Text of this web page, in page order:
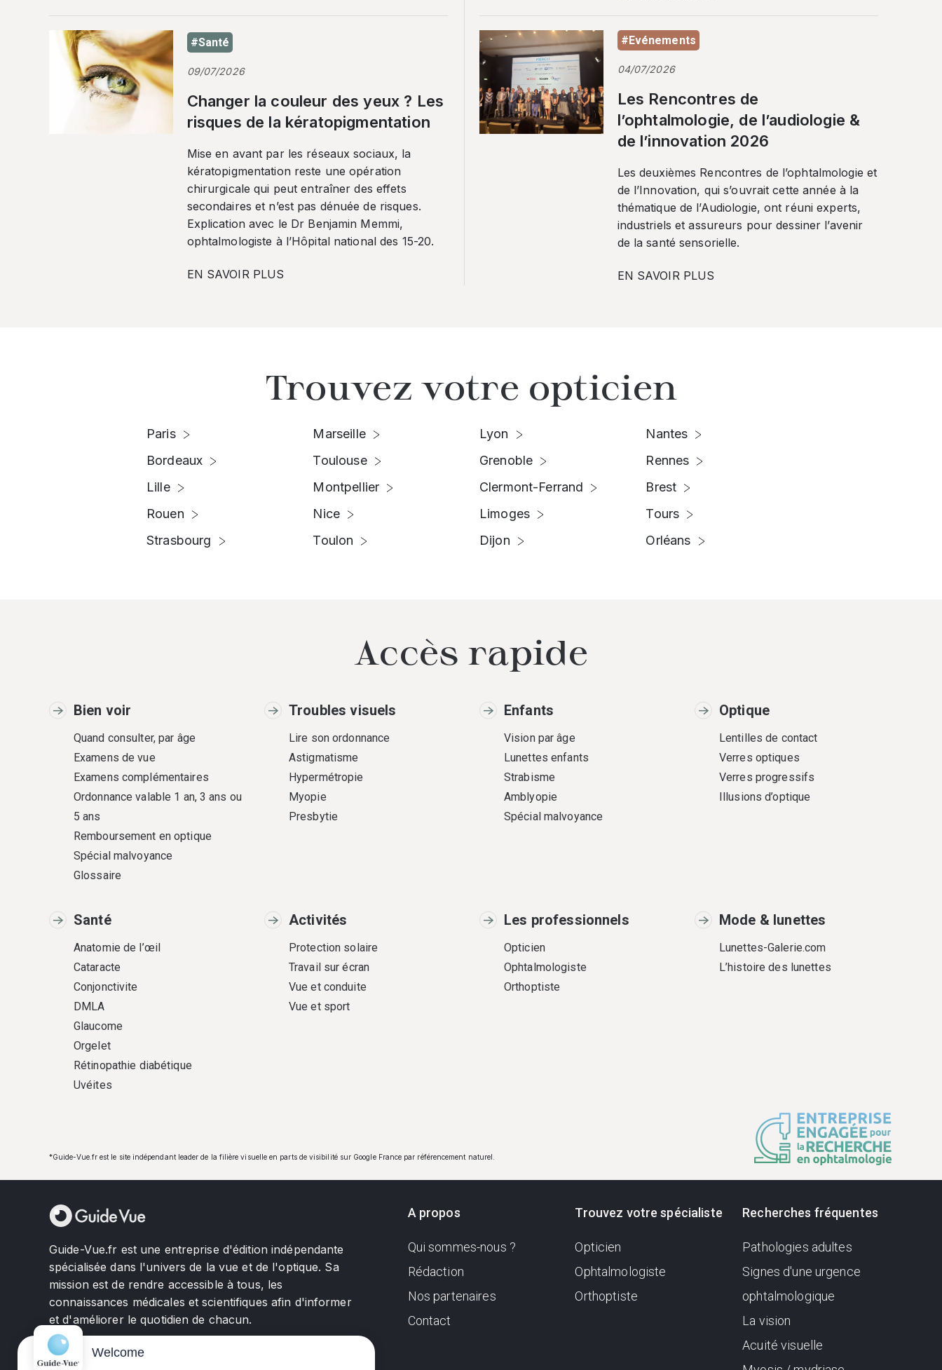
#Santé
09/07/2026
Changer la couleur des yeux ? Les
risques de la kératopigmentation
Mise en avant par les réseaux sociaux, la
kératopigmentation reste une opération
chirurgicale qui peut entraîner des effets
secondaires et n’est pas dénuée de risques.
Explication avec le Dr Benjamin Memmi,
ophtalmologiste à l’Hôpital national des 15-20.
EN SAVOIR PLUS
#Evénements
04/07/2026
Les Rencontres de
l’ophtalmologie, de l’audiologie &
de l’innovation 2026
Les deuxièmes Rencontres de l’ophtalmologie et
de l’Innovation, qui s’ouvrait cette année à la
thématique de l’Audiologie, ont réuni experts,
industriels et assureurs pour dessiner l’avenir
de la santé sensorielle.
EN SAVOIR PLUS
Trouvez votre opticien
Paris
Bordeaux
Lille
Rouen
Strasbourg
Marseille
Toulouse
Montpellier
Nice
Toulon
Lyon
Grenoble
Clermont-Ferrand
Limoges
Dijon
Nantes
Rennes
Brest
Tours
Orléans
Accès rapide
Bien voir
Quand consulter, par âge
Examens de vue
Examens complémentaires
Ordonnance valable 1 an, 3 ans ou
5 ans
Remboursement en optique
Spécial malvoyance
Glossaire
Troubles visuels
Lire son ordonnance
Astigmatisme
Hypermétropie
Myopie
Presbytie
Enfants
Vision par âge
Lunettes enfants
Strabisme
Amblyopie
Spécial malvoyance
Optique
Lentilles de contact
Verres optiques
Verres progressifs
Illusions d’optique
Santé
Anatomie de l’œil
Cataracte
Conjonctivite
DMLA
Glaucome
Orgelet
Rétinopathie diabétique
Uvéites
Activités
Protection solaire
Travail sur écran
Vue et conduite
Vue et sport
Les professionnels
Opticien
Ophtalmologiste
Orthoptiste
Mode & lunettes
Lunettes-Galerie.com
L’histoire des lunettes
*Guide-Vue.fr est le site indépendant leader de la filière visuelle en parts de visibilité sur Google France par référencement naturel.
Guide-Vue.fr est une entreprise d'édition indépendante
spécialisée dans l'univers de la vue et de l'optique. Sa
mission est de rendre accessible à tous, les
connaissances médicales et scientifiques afin d'informer
et d'améliorer le quotidien de chacun.
A propos
Qui sommes-nous ?
Rédaction
Nos partenaires
Contact
Trouvez votre spécialiste
Opticien
Ophtalmologiste
Orthoptiste
Recherches fréquentes
Pathologies adultes
Signes d'une urgence
ophtalmologique
La vision
Acuité visuelle
Welcome